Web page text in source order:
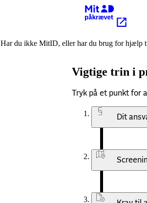
Kræver MitID
Har du ikke MitID, eller har du brug for hjælp
Vigtige trin i
Tryk på et punkt for
Dit